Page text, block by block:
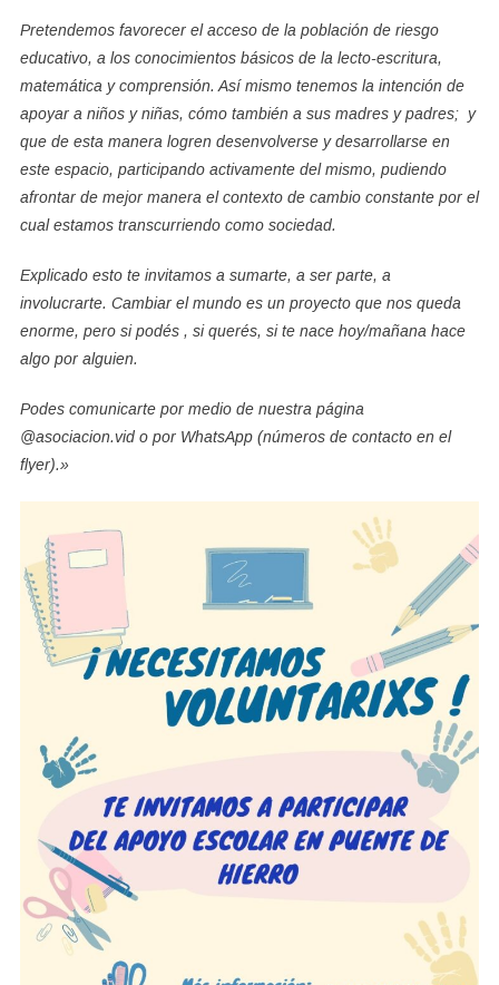
Pretendemos favorecer el acceso de la población de riesgo
educativo, a los conocimientos básicos de la lecto-escritura,
matemática y comprensión. Así mismo tenemos la intención de
apoyar a niños y niñas, cómo también a sus madres y padres; y
que de esta manera logren desenvolverse y desarrollarse en
este espacio, participando activamente del mismo, pudiendo
afrontar de mejor manera el contexto de cambio constante por el
cual estamos transcurriendo como sociedad.
Explicado esto te invitamos a sumarte, a ser parte, a
involucrarte. Cambiar el mundo es un proyecto que nos queda
enorme, pero si podés , si querés, si te nace hoy/mañana hace
algo por alguien.
Podes comunicarte por medio de nuestra página
@asociacion.vid o por WhatsApp (números de contacto en el
flyer).»